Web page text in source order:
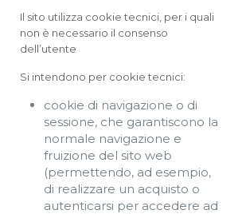
Il sito utilizza cookie tecnici, per i quali
non è necessario il consenso
dell’utente
Si intendono per cookie tecnici:
cookie di navigazione o di
sessione, che garantiscono la
normale navigazione e
fruizione del sito web
(permettendo, ad esempio,
di realizzare un acquisto o
autenticarsi per accedere ad